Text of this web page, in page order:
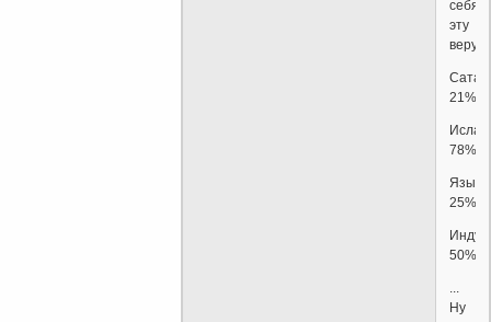
себя
эту
веру.
21%
78%
25%
50%
...
Ну